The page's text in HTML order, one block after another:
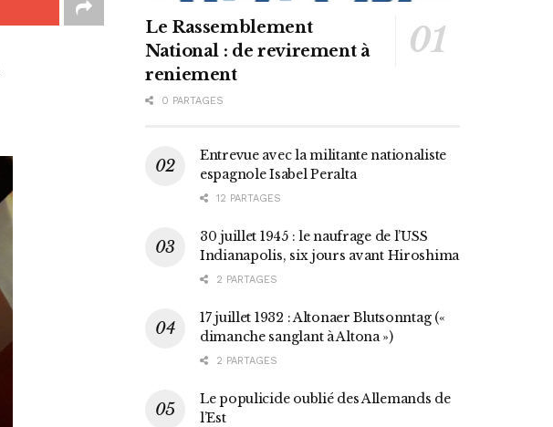
Le Rassemblement
National : de revirement à
reniement
0 PARTAGES
Entrevue avec la militante nationaliste
espagnole Isabel Peralta
12 PARTAGES
30 juillet 1945 : le naufrage de l’USS
Indianapolis, six jours avant Hiroshima
2 PARTAGES
17 juillet 1932 : Altonaer Blutsonntag («
dimanche sanglant à Altona »)
2 PARTAGES
Le populicide oublié des Allemands de
l’Est